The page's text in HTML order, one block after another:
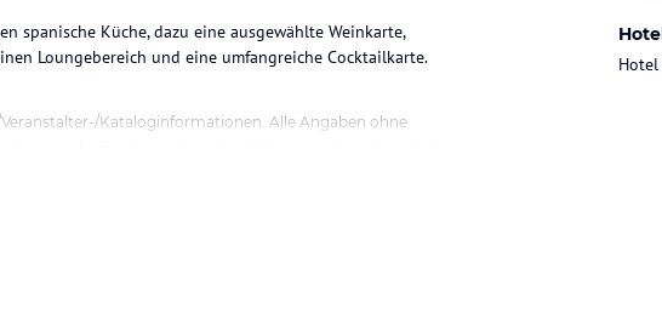
Hotel
spanische Küche, dazu eine ausgewählte Weinkarte,
Loungebereich und eine umfangreiche Cocktailkarte.
Kataloginformationen. Alle Angaben ohne